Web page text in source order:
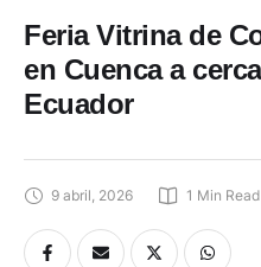
Feria Vitrina de
en Cuenca a
Ecuador
9 abril, 2026 1 Min Read